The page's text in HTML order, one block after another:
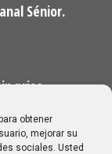
obtener
mejorar su
sociales. Usted
Sénior.
prisa